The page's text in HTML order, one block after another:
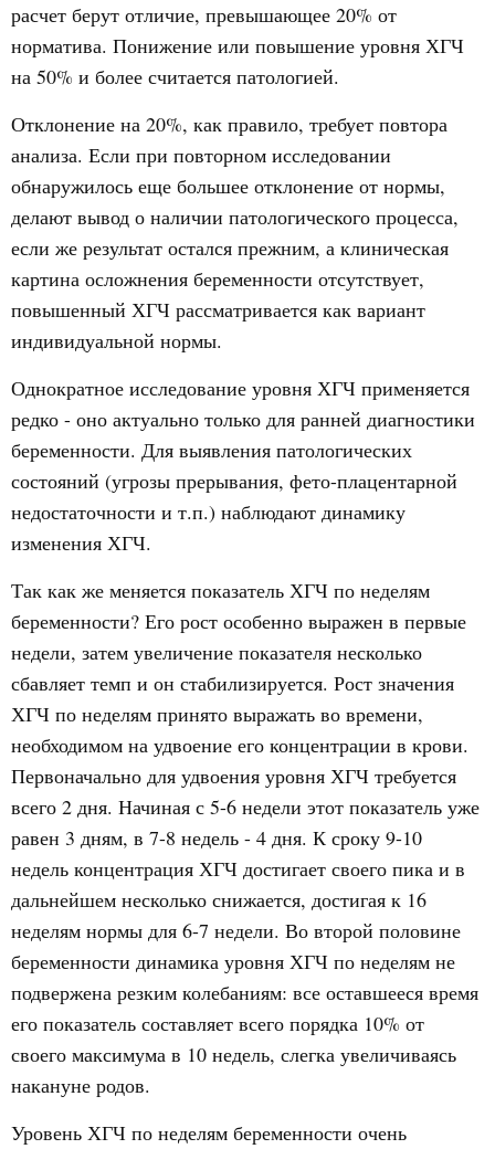
расчет берут отличие, превышающее 20% от
норматива. Понижение или повышение уровня ХГЧ
на 50% и более считается патологией.
Отклонение на 20%, как правило, требует повтора
анализа. Если при повторном исследовании
обнаружилось еще большее отклонение от нормы,
делают вывод о наличии патологического процесса,
если же результат остался прежним, а клиническая
картина осложнения беременности отсутствует,
повышенный ХГЧ рассматривается как вариант
индивидуальной нормы.
Однократное исследование уровня ХГЧ применяется
редко - оно актуально только для ранней диагностики
беременности. Для выявления патологических
состояний (угрозы прерывания, фето-плацентарной
недостаточности и т.п.) наблюдают динамику
изменения ХГЧ.
Так как же меняется показатель ХГЧ по неделям
беременности? Его рост особенно выражен в первые
недели, затем увеличение показателя несколько
сбавляет темп и он стабилизируется. Рост значения
ХГЧ по неделям принято выражать во времени,
необходимом на удвоение его концентрации в крови.
Первоначально для удвоения уровня ХГЧ требуется
всего 2 дня. Начиная с 5-6 недели этот показатель уже
равен 3 дням, в 7-8 недель - 4 дня. К сроку 9-10
недель концентрация ХГЧ достигает своего пика и в
дальнейшем несколько снижается, достигая к 16
неделям нормы для 6-7 недели. Во второй половине
беременности динамика уровня ХГЧ по неделям не
подвержена резким колебаниям: все оставшееся время
его показатель составляет всего порядка 10% от
своего максимума в 10 недель, слегка увеличиваясь
накануне родов.
Уровень ХГЧ по неделям беременности очень